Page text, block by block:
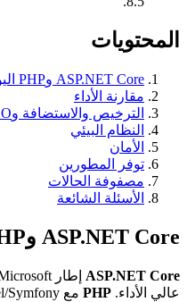
المحتويات
ASP.NET Core وPHP اليوم
مقارنة الأداء
الترخيص والاستضافة وTCO
النظام البيئي
الأمان
توفر المطورين
مصفوفة الحالات
الأسئلة الشائعة
ASP.NET Core وPHP اليوم
ASP.NET Core
عالي الأداء. PHP مع Laravel/Symfony معيار الاستخدام المؤسسي.